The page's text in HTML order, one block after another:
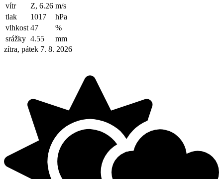
vítr
Z, 6.26 m/s
tlak
1017
hPa
vlhkost 47
%
srážky 4.55
mm
zítra, pátek 7. 8. 2026